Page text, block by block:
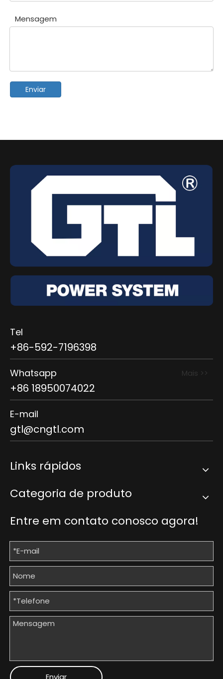
Mensagem
Enviar
Tel
+86-592-7196398
Whatsapp Mais >>
+86 18950074022
E-mail
gtl@cngtl.com
Links rápidos
Categoria de produto
Entre em contato conosco agora!
Enviar